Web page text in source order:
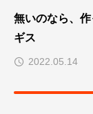
無いのなら、
ギス
2022.05.14